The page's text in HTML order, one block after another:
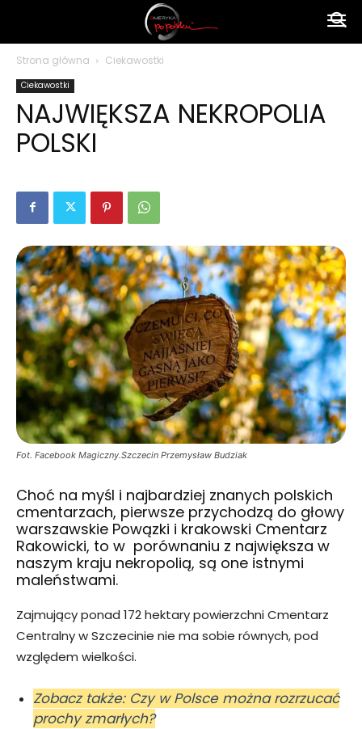
Strona główna Ciekawostki
Ciekawostki
NAJWIĘKSZA NEKROPOLIA
POLSKI
Fot. Facebook Magiczny.Szczecin Przemysław Budziak
Choć na myśl i najbardziej znanych polskich
cmentarzach, pierwsze przychodzą do głowy
warszawskie Powązki i krakowski Cmentarz
Rakowicki, to w porównaniu z największa w
naszym kraju nekropolią, są one istnymi
maleństwami.
Zajmujący ponad 172 hektary powierzchni Cmentarz
Centralny w Szczecinie nie ma sobie równych, pod
względem wielkości.
Zobacz także: Czy w Polsce można rozrzucać
prochy zmarłych?